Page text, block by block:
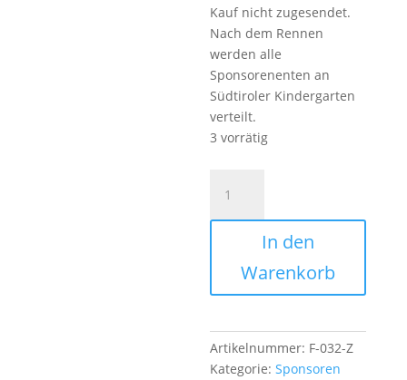
Kauf nicht zugesendet.
Nach dem Rennen
werden alle
Sponsorenenten an
Südtiroler Kindergarten
verteilt.
3 vorrätig
Weihnachten
Zuckerstange
In den
Warenkorb
Artikelnummer: F-032-Z
Kategorie:Sponsoren